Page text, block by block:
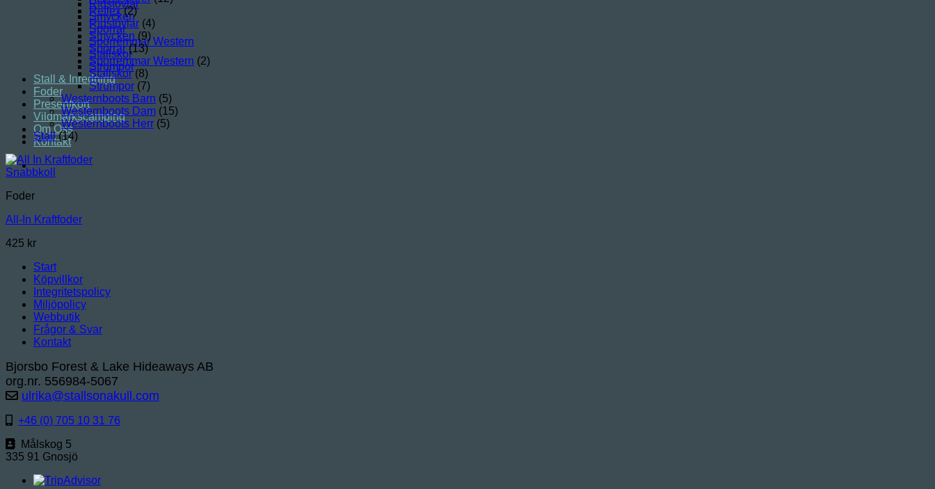
Ridstövlar
Smycken
Sporrar
Sporremmar Western
Stallskor
Strumpor
Stall & Inredning
Foder
Presentkort
Vildmarkscamping
Om Oss
Kontakt
Reflex (2)
Ridstövlar (4)
Smycken (9)
Sporrar (13)
Sporremmar Western (2)
Stallskor (8)
Strumpor (7)
Westernboots Barn (5)
Westernboots Dam (15)
Westernboots Herr (5)
Stall (14)
Snabbkoll
Foder
All-In Kraftfoder
425 kr
Start
Köpvillkor
Integritetspolicy
Miljöpolicy
Webbutik
Frågor & Svar
Kontakt
Bjorsbo Forest & Lake Hideaways AB
org.nr. 556984-5067
ulrika@stallsonakull.com
+46 (0) 705 10 31 76
Målskog 5
335 91 Gnosjö